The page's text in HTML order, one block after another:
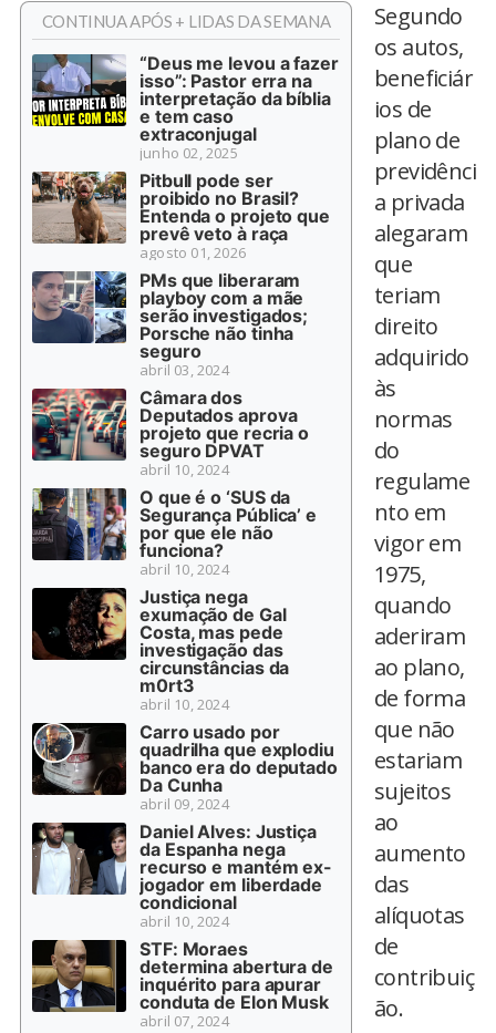
CONTINUA APÓS + LIDAS DA SEMANA
“Deus me levou a fazer
isso”: Pastor erra na
interpretação da bíblia
e tem caso
extraconjugal
junho 02, 2025
Pitbull pode ser
proibido no Brasil?
Entenda o projeto que
prevê veto à raça
agosto 01, 2026
PMs que liberaram
playboy com a mãe
serão investigados;
Porsche não tinha
seguro
abril 03, 2024
Câmara dos
Deputados aprova
projeto que recria o
seguro DPVAT
abril 10, 2024
O que é o ‘SUS da
Segurança Pública’ e
por que ele não
funciona?
abril 10, 2024
Justiça nega
exumação de Gal
Costa, mas pede
investigação das
circunstâncias da
m0rt3
abril 10, 2024
Carro usado por
quadrilha que explodiu
banco era do deputado
Da Cunha
abril 09, 2024
Daniel Alves: Justiça
da Espanha nega
recurso e mantém ex-
jogador em liberdade
condicional
abril 10, 2024
STF: Moraes
determina abertura de
inquérito para apurar
conduta de Elon Musk
abril 07, 2024
Segundo
os autos,
beneficiár
ios de
plano de
previdênci
a privada
alegaram
que
teriam
direito
adquirido
às
normas
do
regulame
nto em
vigor em
1975,
quando
aderiram
ao plano,
de forma
que não
estariam
sujeitos
ao
aumento
das
alíquotas
de
contribuiç
ão.